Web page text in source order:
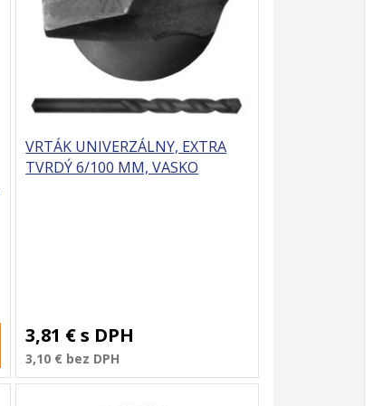
VRTÁK UNIVERZÁLNY, EXTRA
TVRDÝ 6/100 MM, VASKO
3,81 €s DPH
3,10 € bez DPH